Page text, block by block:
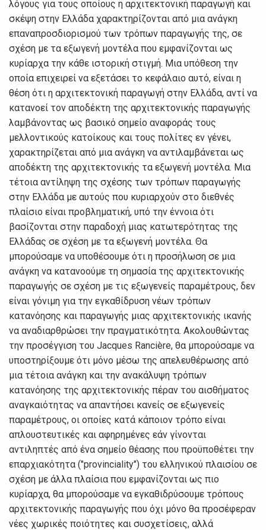
λόγους για τους οποίους η αρχιτεκτονική παραγωγή και
σκέψη στην Ελλάδα χαρακτηρίζονται από μια ανάγκη
επαναπροσδιορισμού των τρόπων παραγωγής της, σε
σχέση με τα εξωγενή μοντέλα που εμφανίζονται ως
κυρίαρχα την κάθε ιστορική στιγμή. Μια υπόθεση την
οποία επιχειρεί να εξετάσει το κεφάλαιο αυτό, είναι η
θέση ότι η αρχιτεκτονική παραγωγή στην Ελλάδα, αντί να
κατανοεί τον αποδέκτη της αρχιτεκτονικής παραγωγής
λαμβάνοντας ως βασικό σημείο αναφοράς τους
μελλοντικούς κατοίκους και τους πολίτες εν γένει,
χαρακτηρίζεται από μια ανάγκη να αντιλαμβάνεται ως
αποδέκτη της αρχιτεκτονικής τα εξωγενή μοντέλα. Μια
τέτοια αντίληψη της σχέσης των τρόπων παραγωγής
στην Ελλάδα με αυτούς που κυριαρχούν στο διεθνές
πλαίσιο είναι προβληματική, υπό την έννοια ότι
βασίζονται στην παραδοχή μιας κατωτερότητας της
Ελλάδας σε σχέση με τα εξωγενή μοντέλα. Θα
μπορούσαμε να υποθέσουμε ότι η προσήλωση σε μια
ανάγκη να κατανοούμε τη σημασία της αρχιτεκτονικής
παραγωγής σε σχέση με τις εξωγενείς παραμέτρους, δεν
είναι γόνιμη για την εγκαθίδρυση νέων τρόπων
κατανόησης και παραγωγής μιας αρχιτεκτονικής ικανής
να αναδιαρθρώσει την πραγματικότητα. Ακολουθώντας
την προσέγγιση του Jacques Rancière, θα μπορούσαμε να
υποστηρίξουμε ότι μόνο μέσω της απελευθέρωσης από
μια τέτοια ανάγκη και την ανακάλυψη τρόπων
κατανόησης της αρχιτεκτονικής πέραν του αισθήματος
αναγκαιότητας να απαντήσει κανείς σε εξωγενείς
παραμέτρους, οι οποίες κατά κάποιον τρόπο είναι
απλουστευτικές και αφηρημένες εάν γίνονται
αντιληπτές από ένα σημείο θέασης που προϋποθέτει την
επαρχιακότητα ("provinciality") του ελληνικού πλαισίου σε
σχέση με άλλα πλαίσια που εμφανίζονται ως πιο
κυρίαρχα, θα μπορούσαμε να εγκαθιδρύσουμε τρόπους
αρχιτεκτονικής παραγωγής που όχι μόνο θα προσέφεραν
νέες χωρικές ποιότητες και συσχετίσεις, αλλά